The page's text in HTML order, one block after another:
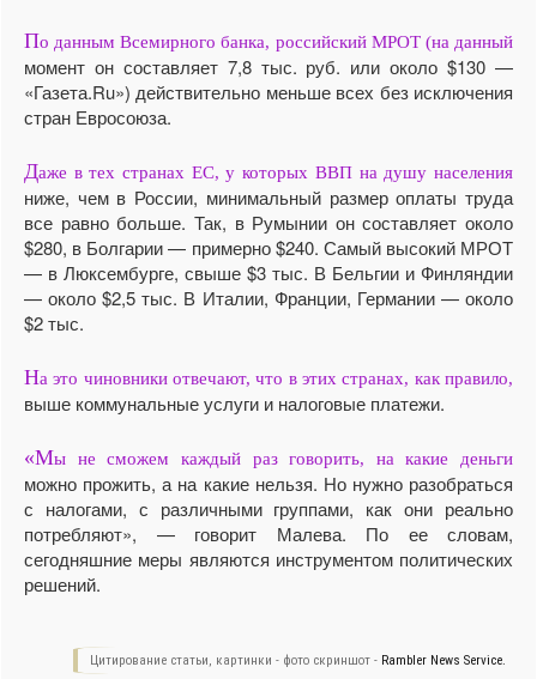
По данным Всемирного банка, российский МРОТ (на данный
момент он составляет 7,8 тыс. руб. или около $130 —
«Газета.Ru») действительно меньше всех без исключения
стран Евросоюза.
Даже в тех странах ЕС, у которых ВВП на душу населения
ниже, чем в России, минимальный размер оплаты труда
все равно больше. Так, в Румынии он составляет около
$280, в Болгарии — примерно $240. Самый высокий МРОТ
— в Люксембурге, свыше $3 тыс. В Бельгии и Финляндии
— около $2,5 тыс. В Италии, Франции, Германии — около
$2 тыс.
На это чиновники отвечают, что в этих странах, как правило,
выше коммунальные услуги и налоговые платежи.
«Мы не сможем каждый раз говорить, на какие деньги
можно прожить, а на какие нельзя. Но нужно разобраться
с налогами, с различными группами, как они реально
потребляют», — говорит Малева. По ее словам,
сегодняшние меры являются инструментом политических
решений.
Цитирование статьи, картинки - фото скриншот - Rambler News Service.